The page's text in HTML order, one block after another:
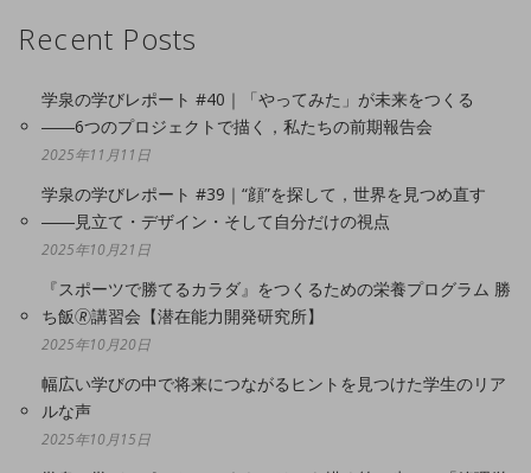
Recent Posts
学泉の学びレポート #40｜「やってみた」が未来をつくる
――6つのプロジェクトで描く，私たちの前期報告会
2025年11月11日
学泉の学びレポート #39｜“顔”を探して，世界を見つめ直す
――見立て・デザイン・そして自分だけの視点
2025年10月21日
『スポーツで勝てるカラダ』をつくるための栄養プログラム 勝
ち飯🄬講習会【潜在能力開発研究所】
2025年10月20日
幅広い学びの中で将来につながるヒントを見つけた学生のリア
ルな声
2025年10月15日